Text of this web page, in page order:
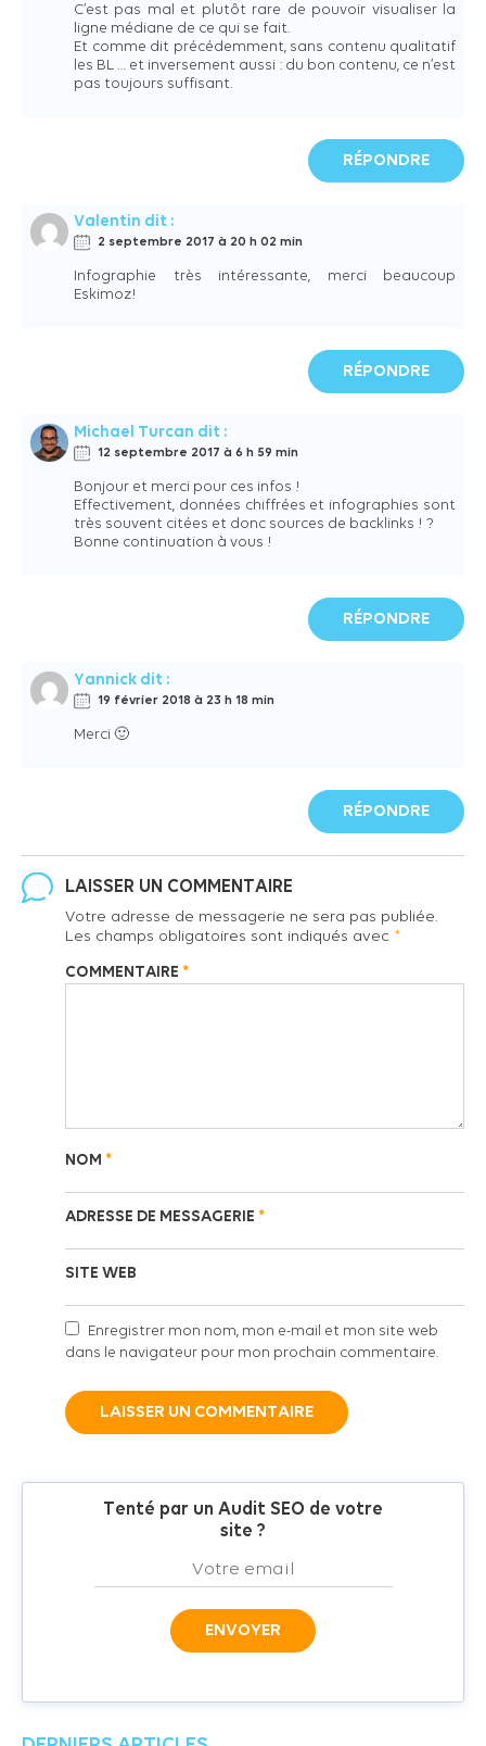
C’est pas mal et plutôt rare de pouvoir visualiser la
ligne médiane de ce qui se fait.
Et comme dit précédemment, sans contenu qualitatif
les BL … et inversement aussi : du bon contenu, ce n’est
pas toujours suffisant.
RÉPONDRE
Valentin dit :
2 septembre 2017 à 20 h 02 min
Infographie très intéressante, merci beaucoup
Eskimoz!
RÉPONDRE
Michael Turcan dit :
12 septembre 2017 à 6 h 59 min
Bonjour et merci pour ces infos !
Effectivement, données chiffrées et infographies sont
très souvent citées et donc sources de backlinks ! ?
Bonne continuation à vous !
RÉPONDRE
Yannick dit :
19 février 2018 à 23 h 18 min
Merci 🙂
RÉPONDRE
LAISSER UN COMMENTAIRE
Votre adresse de messagerie ne sera pas publiée.
Les champs obligatoires sont indiqués avec *
COMMENTAIRE *
NOM *
ADRESSE DE MESSAGERIE *
SITE WEB
Enregistrer mon nom, mon e-mail et mon site web
dans le navigateur pour mon prochain commentaire.
Tenté par un Audit SEO de votre
site ?